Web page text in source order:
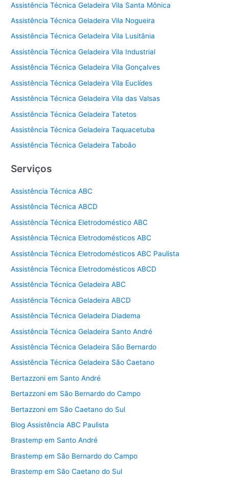
Assistência Técnica Geladeira Vila Santa Mônica
Assistência Técnica Geladeira Vila Nogueira
Assistência Técnica Geladeira Vila Lusitânia
Assistência Técnica Geladeira Vila Industrial
Assistência Técnica Geladeira Vila Gonçalves
Assistência Técnica Geladeira Vila Euclídes
Assistência Técnica Geladeira Vila das Valsas
Assistência Técnica Geladeira Tatetos
Assistência Técnica Geladeira Taquacetuba
Assistência Técnica Geladeira Taboão
Serviços
Assistência Técnica ABC
Assistência Técnica ABCD
Assistência Técnica Eletrodoméstico ABC
Assistência Técnica Eletrodomésticos ABC
Assistência Técnica Eletrodomésticos ABC Paulista
Assistência Técnica Eletrodomésticos ABCD
Assistência Técnica Geladeira ABC
Assistência Técnica Geladeira ABCD
Assistência Técnica Geladeira Diadema
Assistência Técnica Geladeira Santo André
Assistência Técnica Geladeira São Bernardo
Assistência Técnica Geladeira São Caetano
Bertazzoni em Santo André
Bertazzoni em São Bernardo do Campo
Bertazzoni em São Caetano do Sul
Blog Assistência ABC Paulista
Brastemp em Santo André
Brastemp em São Bernardo do Campo
Brastemp em São Caetano do Sul